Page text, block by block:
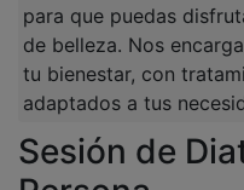
para que puedas
de belleza. Nos
tu bienestar, con
adaptados a tus
Sesión de